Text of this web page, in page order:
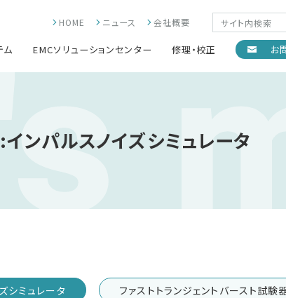
ム EMCソリューションセンター 修理・校正 お
HOME ニュース 会社概要
ンパルスノイズシミュレータ
シミュレータ ファストトランジェントバースト試験